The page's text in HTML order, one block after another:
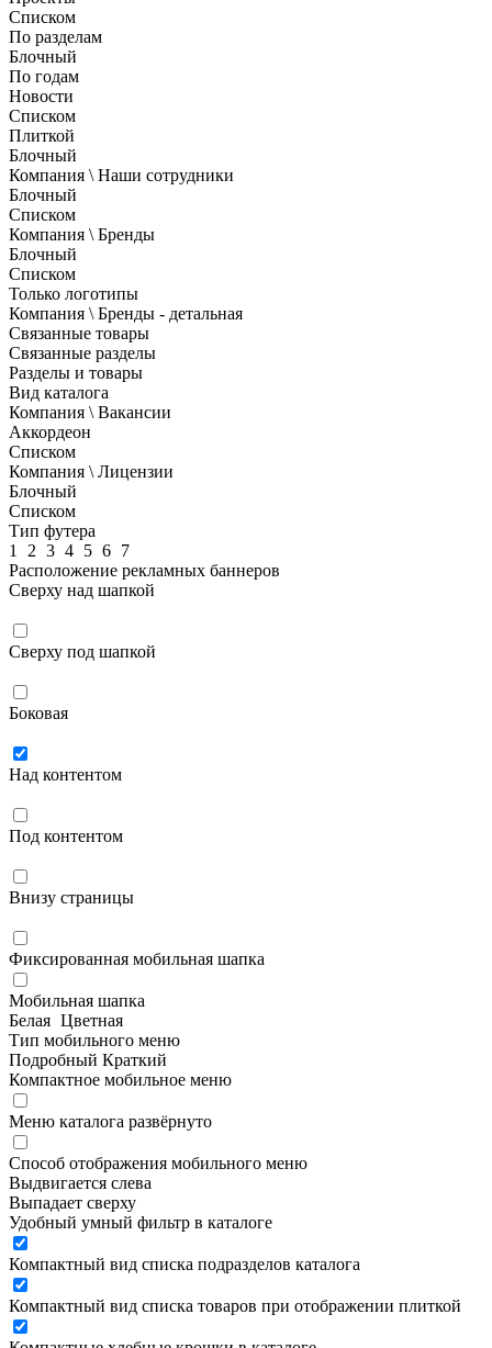
Списком
По разделам
Блочный
По годам
Новости
Списком
Плиткой
Блочный
Компания \ Наши сотрудники
Блочный
Списком
Компания \ Бренды
Блочный
Списком
Только логотипы
Компания \ Бренды - детальная
Связанные товары
Связанные разделы
Разделы и товары
Вид каталога
Компания \ Вакансии
Аккордеон
Списком
Компания \ Лицензии
Блочный
Списком
Тип футера
1
2 3 4 5 6 7
Расположение рекламных баннеров
Сверху над шапкой
Сверху под шапкой
Боковая
Над контентом
Под контентом
Внизу страницы
Фиксированная мобильная шапка
Мобильная шапка
Белая Цветная
Тип мобильного меню
Подробный Краткий
Компактное мобильное меню
Меню каталога развёрнуто
Способ отображения мобильного меню
Выдвигается слева
Выпадает сверху
Удобный умный фильтр в каталоге
Компактный вид списка подразделов каталога
Компактный вид списка товаров при отображении плиткой